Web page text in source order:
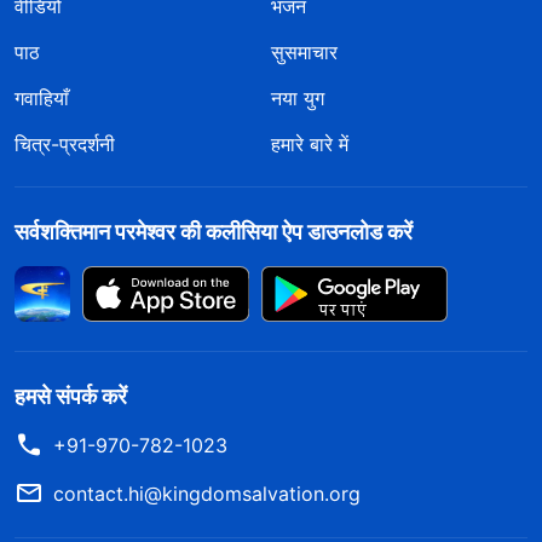
वीडियो
भजन
पाठ
सुसमाचार
गवाहियाँ
नया युग
चित्र-प्रदर्शनी
हमारे बारे में
सर्वशक्तिमान परमेश्वर की कलीसिया ऐप डाउनलोड करें
हमसे संपर्क करें
+91-970-782-1023
contact.hi@kingdomsalvation.org